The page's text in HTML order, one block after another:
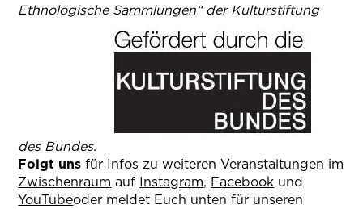
Ethnologische Sammlungen“ der Kulturstiftung
des Bundes.
Folgt uns für Infos zu weiteren Veranstaltungen im
Zwischenraum auf Instagram, Facebook und
YouTubeoder meldet Euch unten für unseren